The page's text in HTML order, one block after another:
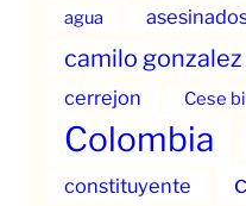
agua
camilo gonzalez
cerrejon Cese
Colombia
constituyente